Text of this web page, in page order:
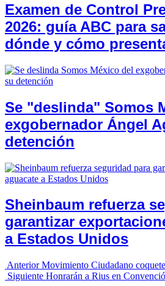
Examen de Control
2026: guía ABC para
dónde y cómo
Se "deslinda" Somos
exgobernador Ángel
detención
Sheinbaum refuerza
garantizar
a Estados Unidos
Anterior Movimiento Ciudadano
Siguiente Honrarán a Rius en